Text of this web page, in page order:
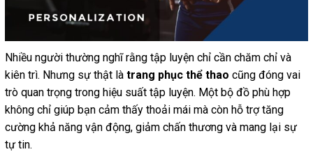
Nhiều người thường nghĩ rằng tập luyện chỉ cần chăm chỉ và
kiên trì. Nhưng sự thật là trang phục thể thao cũng đóng vai
trò quan trọng trong hiệu suất tập luyện. Một bộ đồ phù hợp
không chỉ giúp bạn cảm thấy thoải mái mà còn hỗ trợ tăng
cường khả năng vận động, giảm chấn thương và mang lại sự
tự tin.